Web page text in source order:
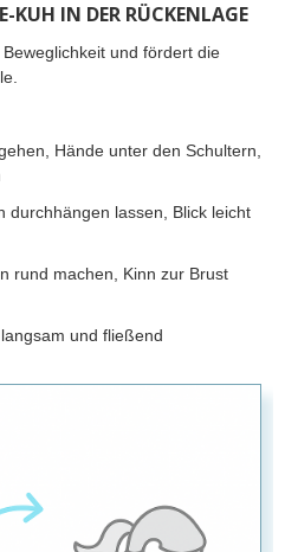
IN DER RÜCKENLAGE
und fördert die
Hände unter den Schultern,
durchhängen lassen, Blick leicht
rund machen, Kinn zur Brust
und fließend